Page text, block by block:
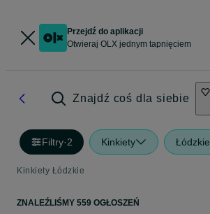
Przejdź do aplikacji
Otwieraj OLX jednym tapnięciem
Znajdź coś dla siebie
Filtry·2 Kinkiety Łódzkie
Kinkiety Łódzkie
ZNALEŹLIŚMY 559 OGŁOSZEŃ